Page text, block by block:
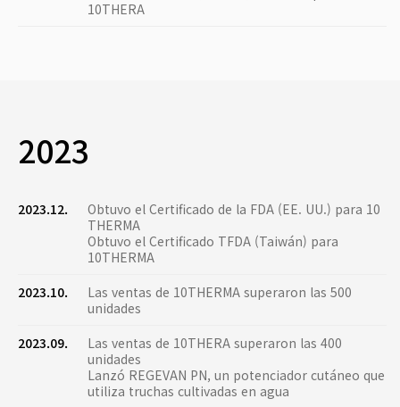
10THERA
2023
2023.12.
Obtuvo el Certificado de la FDA (EE. UU.) para 10
THERMA
Obtuvo el Certificado TFDA (Taiwán) para
10THERMA
2023.10.
Las ventas de 10THERMA superaron las 500
unidades
2023.09.
Las ventas de 10THERA superaron las 400
unidades
Lanzó REGEVAN PN, un potenciador cutáneo que
utiliza truchas cultivadas en agua